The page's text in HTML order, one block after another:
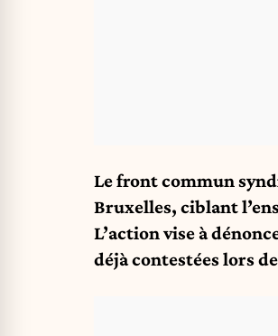
Le front commun
Bruxelles, ciblant
L’action vise à
déjà contestées lors